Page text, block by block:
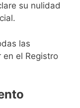
su nulidad
las
en el Registro